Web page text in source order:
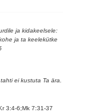
ja kidakeelsele:
ja ta keelekütke
ei kustuta Ta ära.
3:4-6;Mk 7:31-37